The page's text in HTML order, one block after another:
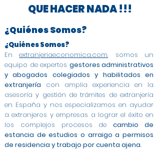
QUE HACER NADA !!!
¿Quiénes Somos?
¿Quiénes Somos?
Enextranjeriaeconomica.com, somos un
equipo de expertos gestores administrativos
y abogados colegiados y habilitados en
extranjería con amplia experiencia en la
asesoría y gestión de trámites de extranjería
en España y nos especializamos en ayudar
a extranjeros y empresas a lograr el éxito en
los complejos procesos decambio de
estancia de estudios o arraigo a permisos
de residencia y trabajo por cuenta ajena.